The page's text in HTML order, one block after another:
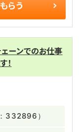
らう
ーンでのお仕事
！
332896）